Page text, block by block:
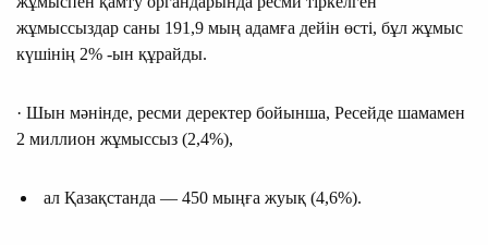
жұмыссыздар саны 191,9 мың адамға дейін өсті, бұл жұмыс
күшінің 2% -ын құрайды.
· Шын мәнінде, ресми деректер бойынша, Ресейде шамамен
2 миллион жұмыссыз (2,4%),
ал Қазақстанда — 450 мыңға жуық (4,6%).